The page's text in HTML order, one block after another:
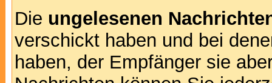
Die ungelesenen
verschickt haben und bei
haben, der Empfänger sie